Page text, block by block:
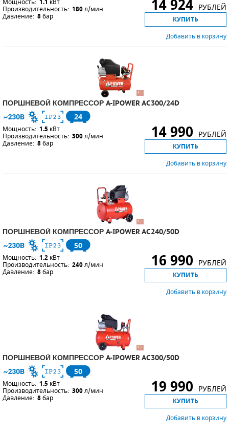
Производительность: 180л/мин
Давление: 8бар
14 924 РУБЛЕЙ
КУПИТЬ
Добавить в корзину
ПОРШНЕВОЙ КОМПРЕССОР A-IPOWER AC300/24D
24
Мощность: 1.5 кВт
Производительность: 300л/мин
Давление: 8бар
14 990 РУБЛЕЙ
КУПИТЬ
Добавить в корзину
ПОРШНЕВОЙ КОМПРЕССОР A-IPOWER AC240/50D
50
Мощность: 1.2 кВт
Производительность: 240л/мин
Давление: 8бар
16 990 РУБЛЕЙ
КУПИТЬ
Добавить в корзину
ПОРШНЕВОЙ КОМПРЕССОР A-IPOWER AC300/50D
50
Мощность: 1.5 кВт
Производительность: 300л/мин
Давление: 8бар
19 990 РУБЛЕЙ
КУПИТЬ
Добавить в корзину